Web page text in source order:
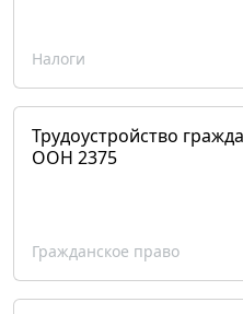
Налоги
Трудоустройство
ООН 2375
Гражданское право